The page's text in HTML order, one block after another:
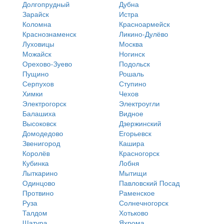
Долгопрудный
Дубна
Зарайск
Истра
Коломна
Красноармейск
Краснознаменск
Ликино-Дулёво
Луховицы
Москва
Можайск
Ногинск
Орехово-Зуево
Подольск
Пущино
Рошаль
Серпухов
Ступино
Химки
Чехов
Электрогорск
Электроугли
Балашиха
Видное
Высоковск
Дзержинский
Домодедово
Егорьевск
Звенигород
Кашира
Королёв
Красногорск
Кубинка
Лобня
Лыткарино
Мытищи
Одинцово
Павловский Посад
Протвино
Раменское
Руза
Солнечногорск
Талдом
Хотьково